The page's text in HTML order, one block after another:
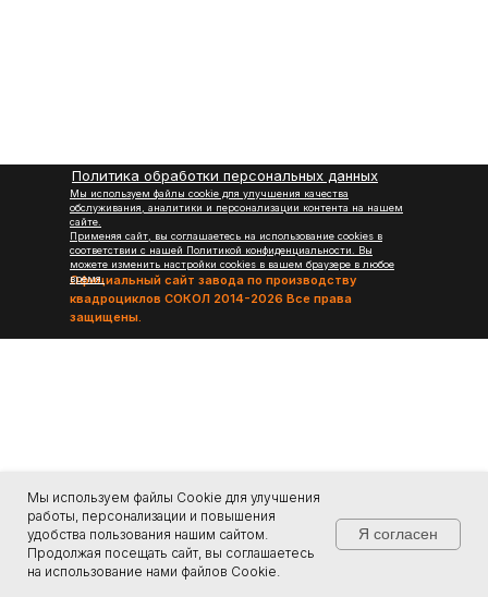
Мы используем файлы Cookie для улучшения
работы, персонализации и повышения
удобства пользования нашим сайтом.
Продолжая посещать сайт, вы соглашаетесь
на использование нами файлов Cookie.
Я согласен
Официальный сайт завода по производству
квадроциклов СОКОЛ 2014-2026 Все права
защищены.
Политика обработки персональных данных
Мы используем файлы cookie для улучшения качества
обслуживания, аналитики и персонализации контента на нашем
сайте.
Применяя сайт, вы соглашаетесь на использование cookies в
соответствии с нашей Политикой конфиденциальности. Вы
можете изменить настройки cookies в вашем браузере в любое
время.